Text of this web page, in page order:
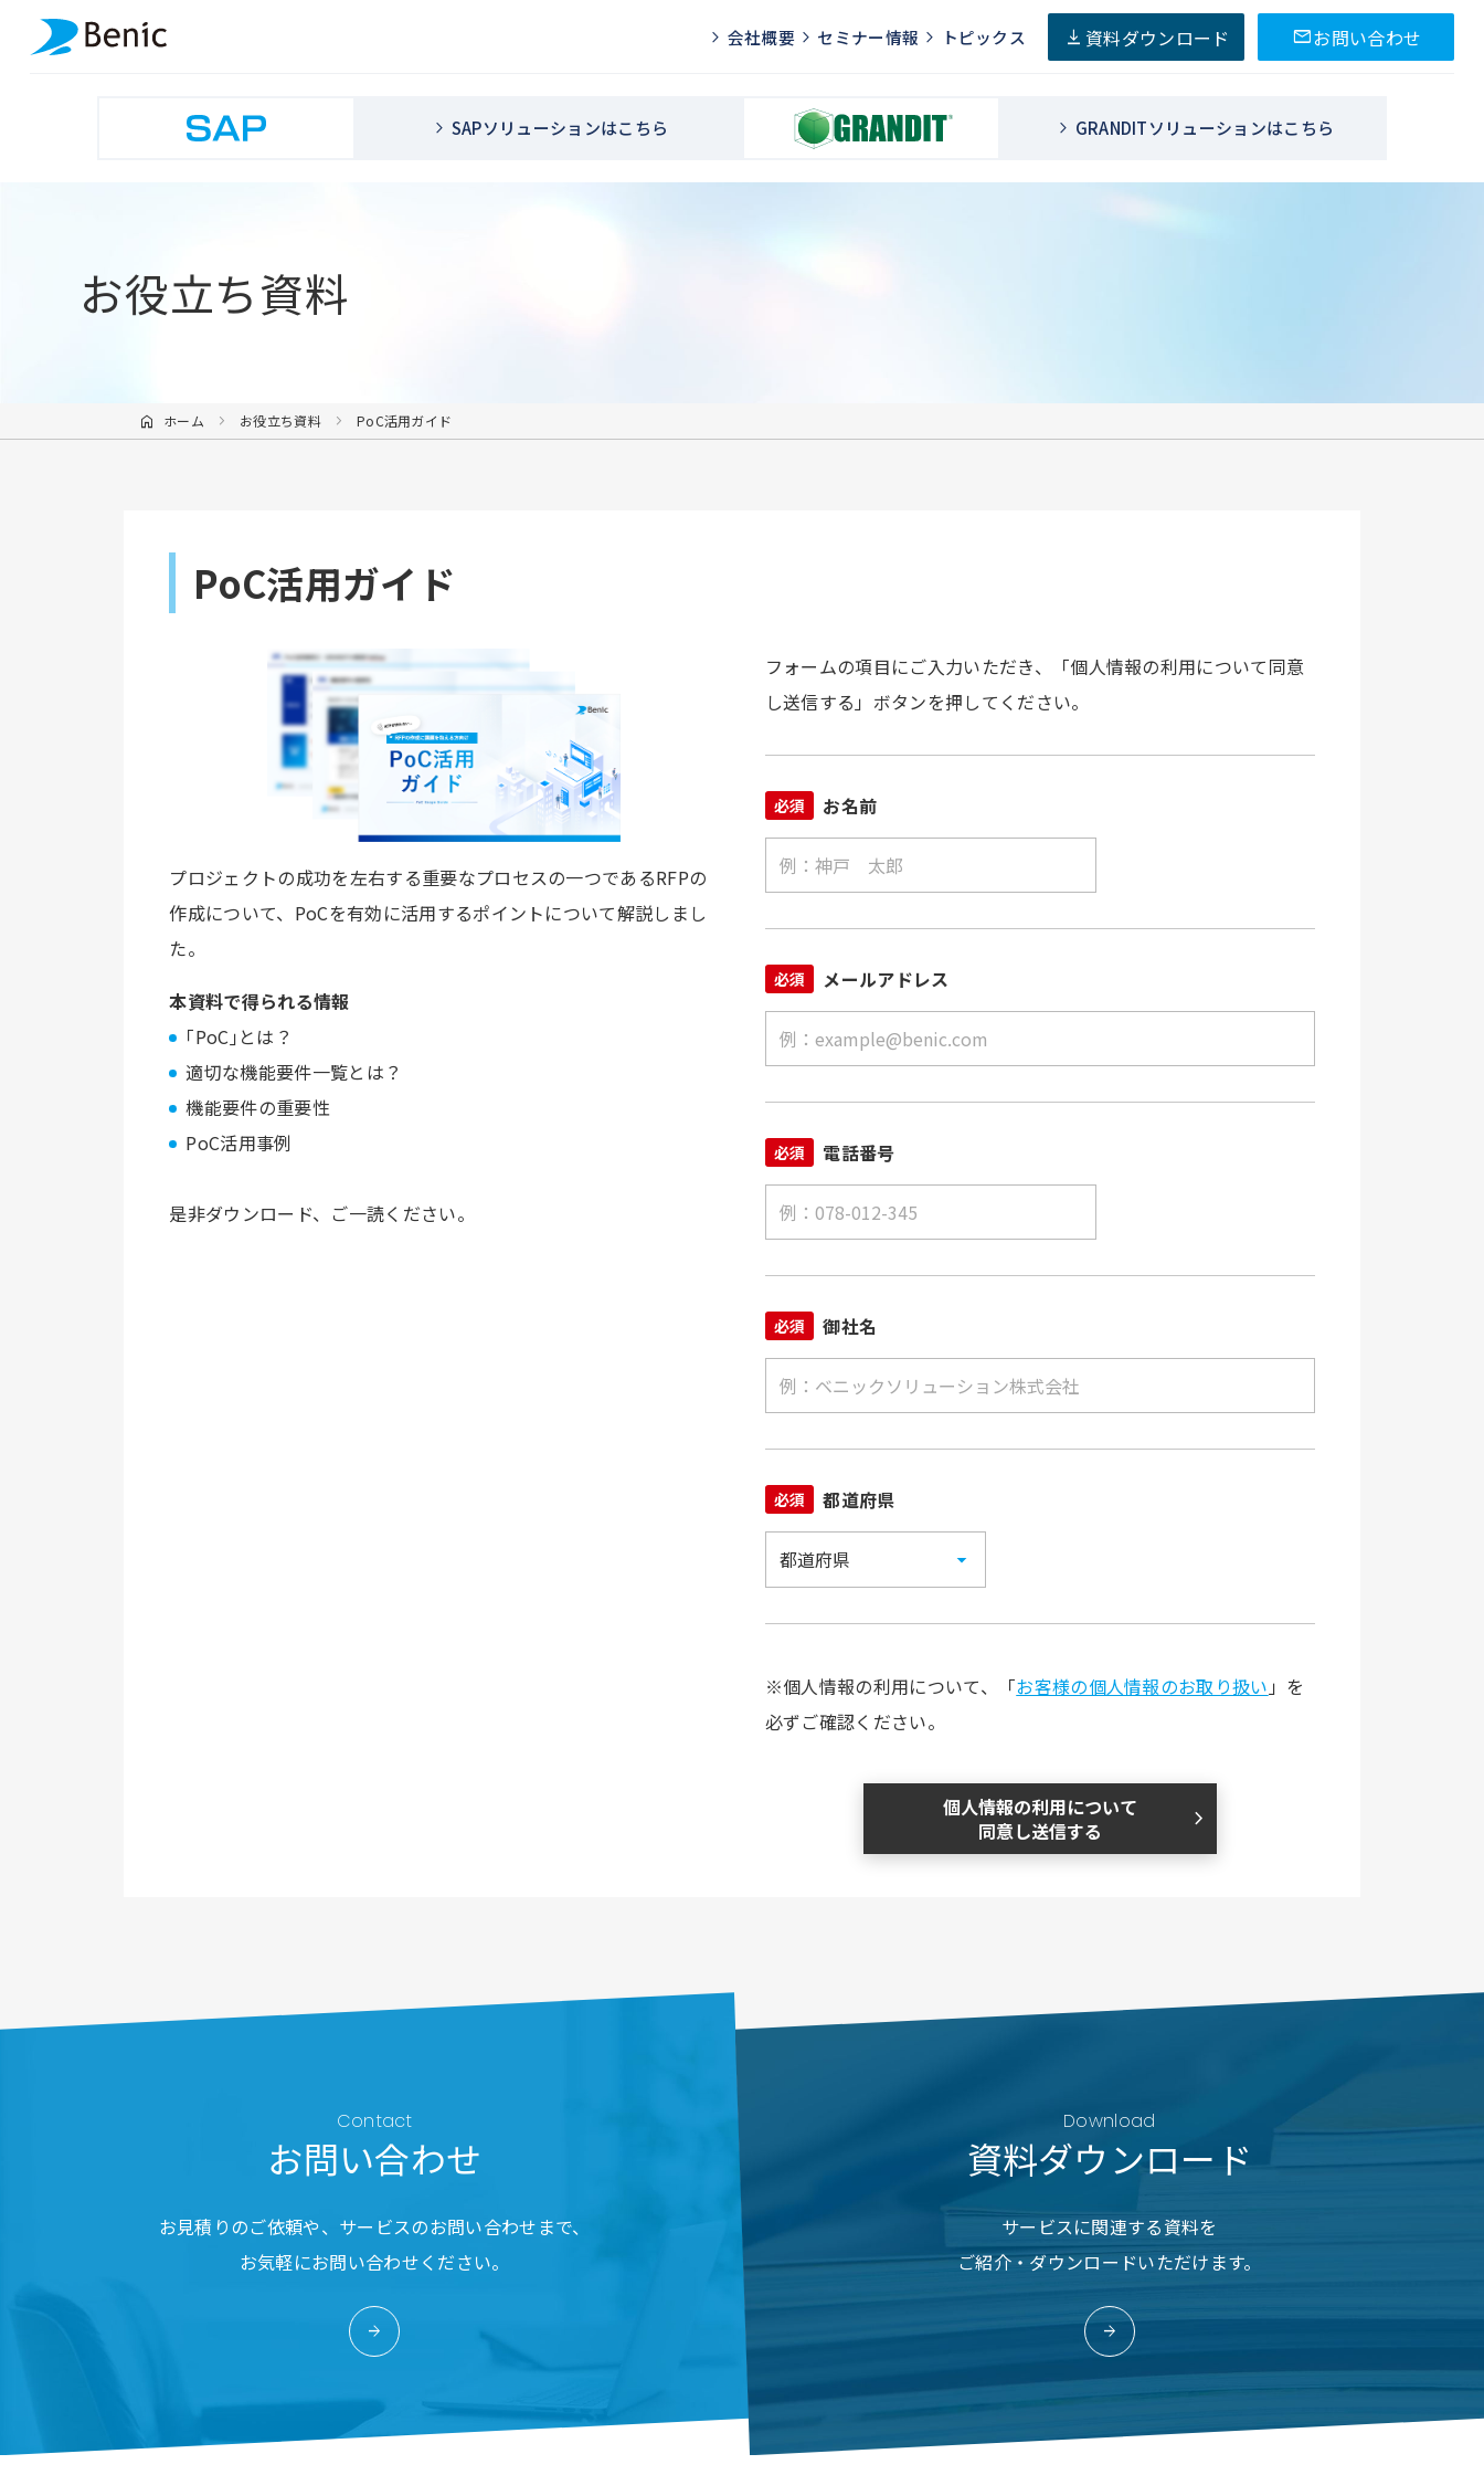
会社概要 セミナー情報 トピックス 資料ダウンロード お問い合わせ
SAPソリューションはこちら GRANDITソリューションはこちら
お役立ち資料
ホーム お役立ち資料 PoC活用ガイド
PoC活用ガイド
プロジェクトの成功を左右する重要なプロセスの一つであるRFPの
作成について、PoCを有効に活用するポイントについて解説しまし
た。
本資料で得られる情報
｢PoC｣とは？
適切な機能要件一覧とは？
機能要件の重要性
PoC活用事例
是非ダウンロード、ご一読ください。
フォームの項目にご入力いただき、「個人情報の利用について同意
し送信する」ボタンを押してください。
必須 お名前
必須 メールアドレス
必須 電話番号
必須 御社名
必須 都道府県
※個人情報の利用について、「お客様の個人情報のお取り扱い 」を
必ずご確認ください。
個人情報の利用について
同意し送信する
Contact
お問い合わせ
お見積りのご依頼や、サービスのお問い合わせまで、
お気軽にお問い合わせください。
Download
資料ダウンロード
サービスに関連する資料を
ご紹介・ダウンロードいただけます。